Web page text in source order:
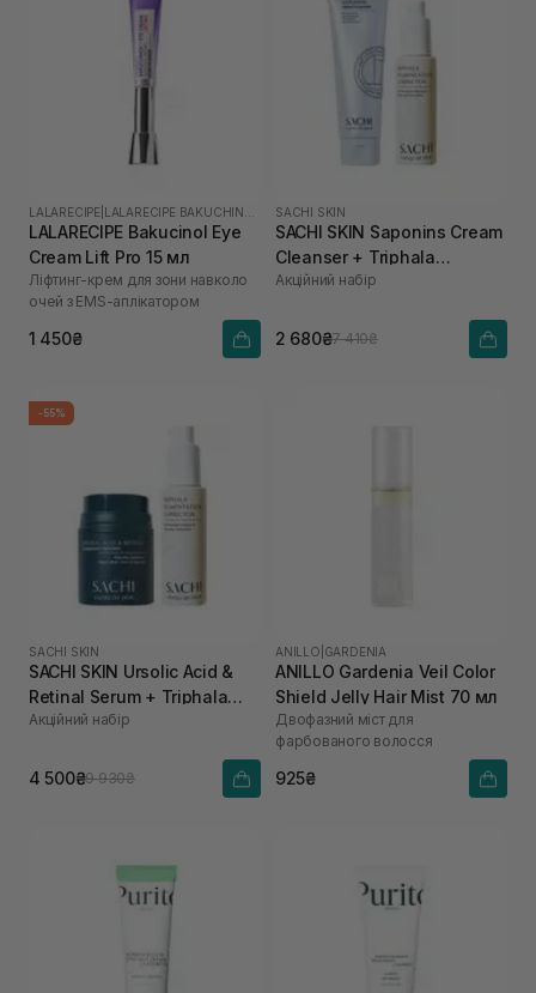
LALARECIPE
LALARECIPE Bakucinol Eye
Cream Lift Pro 15 мл
Ліфтинг-крем для зони навколо
очей з EMS-аплікатором
1 450₴
SACHI SKIN
SACHI SKIN Saponins Cream
Cleanser + Triphala
Pigmentation Corrector
Акційний набір
2 680₴7 410₴
-55%
SACHI SKIN
SACHI SKIN Ursolic Acid &
Retinal Serum + Triphala
Pigmentation Corrector
Акційний набір
4 500₴9 930₴
ANILLO GARDENIA
ANILLO Gardenia Veil Color
Shield Jelly Hair Mist 70 мл
Двофазний міст для
фарбованого волосся
925₴